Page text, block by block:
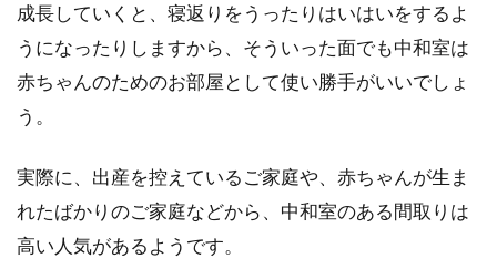
成長していくと、寝返りをうったりはいはいをするよ
うになったりしますから、そういった面でも中和室は
赤ちゃんのためのお部屋として使い勝手がいいでしょ
う。
実際に、出産を控えているご家庭や、赤ちゃんが生ま
れたばかりのご家庭などから、中和室のある間取りは
高い人気があるようです。